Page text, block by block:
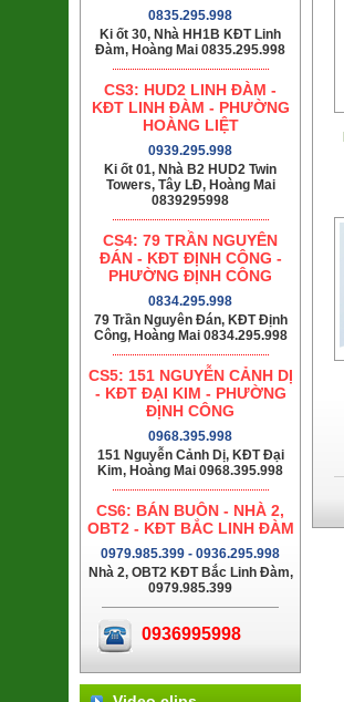
0835.295.998
Ki ốt 30, Nhà HH1B KĐT Linh
Đàm, Hoàng Mai 0835.295.998
CS3: HUD2 LINH ĐÀM -
KĐT LINH ĐÀM - PHƯỜNG
HOÀNG LIỆT
0939.295.998
Ki ốt 01, Nhà B2 HUD2 Twin
Towers, Tây LĐ, Hoàng Mai
0839295998
CS4: 79 TRẦN NGUYÊN
ĐÁN - KĐT ĐỊNH CÔNG -
PHƯỜNG ĐỊNH CÔNG
0834.295.998
79 Trần Nguyên Đán, KĐT Định
Công, Hoàng Mai 0834.295.998
CS5: 151 NGUYỄN CẢNH DỊ
- KĐT ĐẠI KIM - PHƯỜNG
ĐỊNH CÔNG
0968.395.998
151 Nguyễn Cảnh Dị, KĐT Đại
Kim, Hoàng Mai 0968.395.998
CS6: BÁN BUÔN - NHÀ 2,
OBT2 - KĐT BẮC LINH ĐÀM
0979.985.399 - 0936.295.998
Nhà 2, OBT2 KĐT Bắc Linh Đàm,
0979.985.399
0936995998